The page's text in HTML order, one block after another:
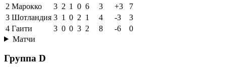
2 Марокко 3 2 1 0 6 3 +3
7
3 Шотландия 3 1 0 2 1 4 -3
3
4 Гаити 3 0 0 3 2 8 -6
0
Матчи
Группа D